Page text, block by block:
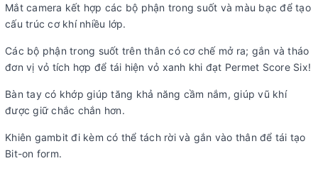
Mắt camera kết hợp các bộ phận trong suốt và màu bạc để tạo
cấu trúc cơ khí nhiều lớp.
Các bộ phận trong suốt trên thân có cơ chế mở ra; gắn và tháo
đơn vị vỏ tích hợp để tái hiện vỏ xanh khi đạt Permet Score Six!
Bàn tay có khớp giúp tăng khả năng cầm nắm, giúp vũ khí
được giữ chắc chắn hơn.
Khiên gambit đi kèm có thể tách rời và gắn vào thân để tái tạo
Bit-on form.